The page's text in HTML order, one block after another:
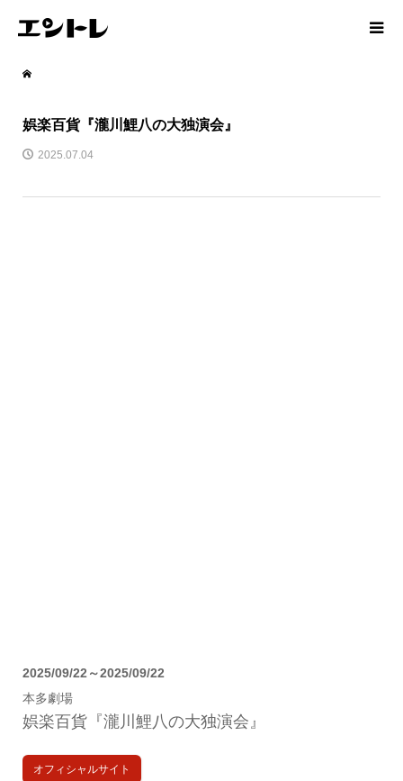
娯楽百貨『瀧川鯉八の大独演会』
2025.07.04
2025/09/22～2025/09/22
本多劇場
娯楽百貨『瀧川鯉八の大独演会』
オフィシャルサイト